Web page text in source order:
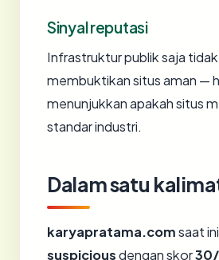
Sinyal reputasi
Infrastruktur publik saja
membuktikan situs aman —
menunjukkan apakah situs
standar industri.
Dalam satu
karyapratama.comsaat
suspiciousdengan skor